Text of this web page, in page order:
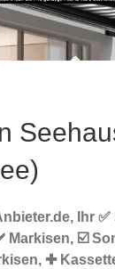
Ihr
Markisen, ☑️
✚